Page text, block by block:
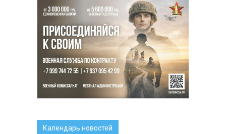
Календарь новостей